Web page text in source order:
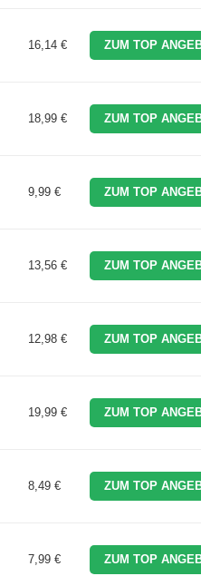
16,14 € ZUM TOP
18,99 € ZUM TOP
9,99 € ZUM TOP
13,56 € ZUM TOP
12,98 € ZUM TOP
19,99 € ZUM TOP
8,49 € ZUM TOP
7,99 € ZUM TOP